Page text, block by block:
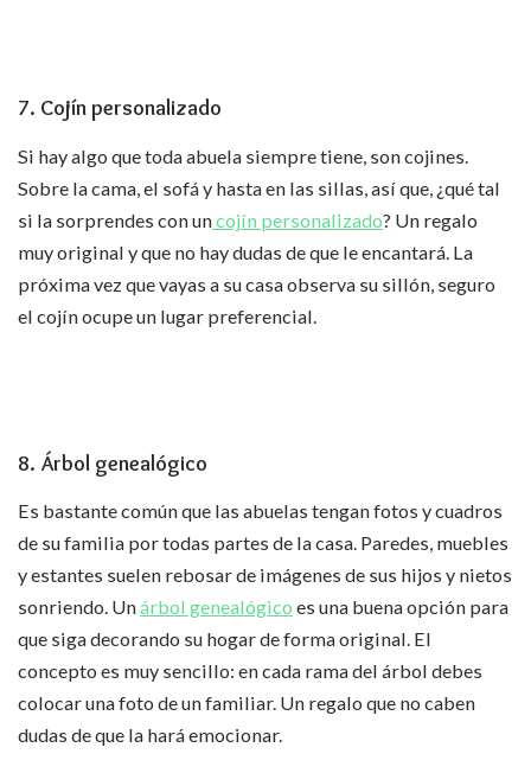
7. Cojín personalizado
Si hay algo que toda abuela siempre tiene, son cojines.
Sobre la cama, el sofá y hasta en las sillas, así que, ¿qué tal
si la sorprendes con uncojín personalizado? Un regalo
muy original y que no hay dudas de que le encantará. La
próxima vez que vayas a su casa observa su sillón, seguro
el cojín ocupe un lugar preferencial.
8. Árbol genealógico
Es bastante común que las abuelas tengan fotos y cuadros
de su familia por todas partes de la casa. Paredes, muebles
y estantes suelen rebosar de imágenes de sus hijos y nietos
sonriendo. Unárbol genealógico es una buena opción para
que siga decorando su hogar de forma original. El
concepto es muy sencillo: en cada rama del árbol debes
colocar una foto de un familiar. Un regalo que no caben
dudas de que la hará emocionar.